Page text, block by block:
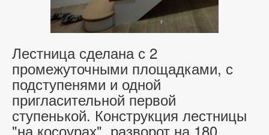
Лестница сделана с 2
промежуточными площадками, с
подступенями и одной
пригласительной первой
ступенькой. Конструкция лестницы
"на косоурах", разворот на 180